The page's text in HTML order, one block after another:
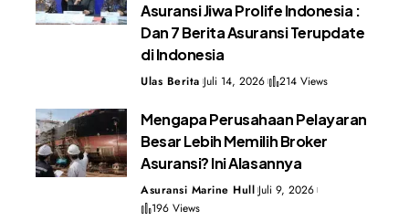
Asuransi Jiwa Prolife Indonesia :
Dan 7 Berita Asuransi Terupdate
di Indonesia
Ulas Berita Juli 14, 2026 214 Views
Mengapa Perusahaan Pelayaran
Besar Lebih Memilih Broker
Asuransi? Ini Alasannya
Asuransi Marine Hull Juli 9, 2026
196 Views